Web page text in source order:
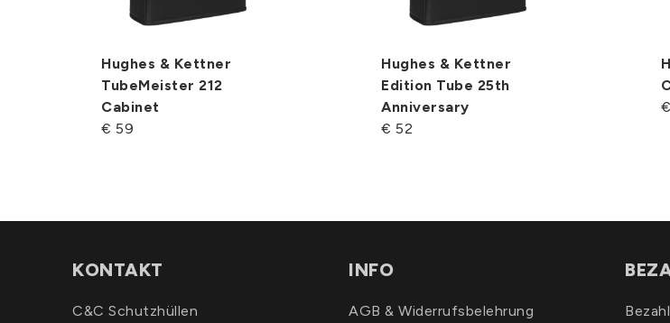
Hughes & Kettner
TubeMeister 212
Cabinet
€ 59
Hughes & Kettner
Edition Tube 25th
Anniversary
€ 52
KONTAKT
C&C Schutzhüllen
INFO
AGB & Widerrufsbelehrung